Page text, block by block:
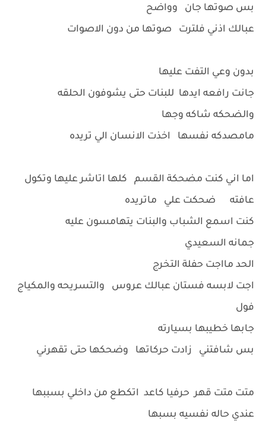
بس صوتها جان وواضح
عبالك اذني فلترت صوتها من دون الاصوات
بدون وعي التفت عليها
جانت رافعه ايدها للبنات حتى يشوفون الحلقه
والضحكه شاكه وجها
مامصدكه نفسها اخذت الانسان الي تريده
اما اني كنت مضحكة القسم كلها اتاشر عليها وتكول
عافته ضحكت علي ماتريده
كنت اسمع الشباب والبنات يتهامسون عليه
جمانه السعيدي
الحد مااجت حفلة التخرج
اجت لابسه فستان عبالك عروس والتسريحه والمكياج
فول
جابها خطيبها بسيارته
بس شافتني زادت حركاتها وضحكها حتى تقهرني
متت متت قهر حرفيا كاعد اتكطع من داخلي بسببها
عندي حاله نفسيه بسبها